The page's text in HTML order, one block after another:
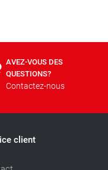
AVEZ-VOUS DES
QUESTIONS?
Contactez-nous
client